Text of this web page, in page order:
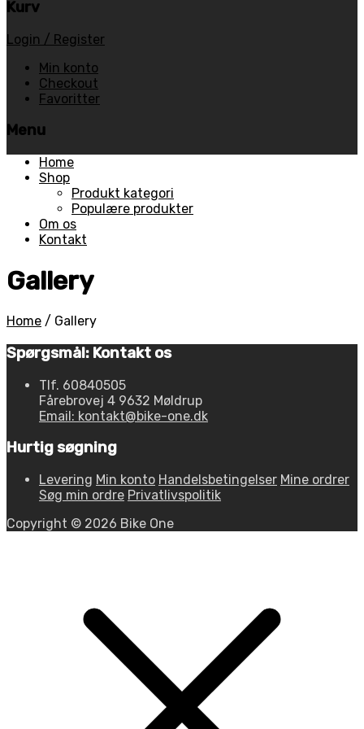
Kurv
Login / Register
Min konto
Checkout
Favoritter
Menu
Skip
Home
Shop
Produkt kategori
Populære produkter
Om os
Kontakt
Gallery
Home / Gallery
Spørgsmål: Kontakt os
Tlf. 60840505
Fårebrovej 4 9632 Møldrup
Email: kontakt@bike-one.dk
Hurtig søgning
Levering Min konto Handelsbetingelser Mine ordrer
Søg min ordre Privatlivspolitik
Copyright © 2026 Bike One